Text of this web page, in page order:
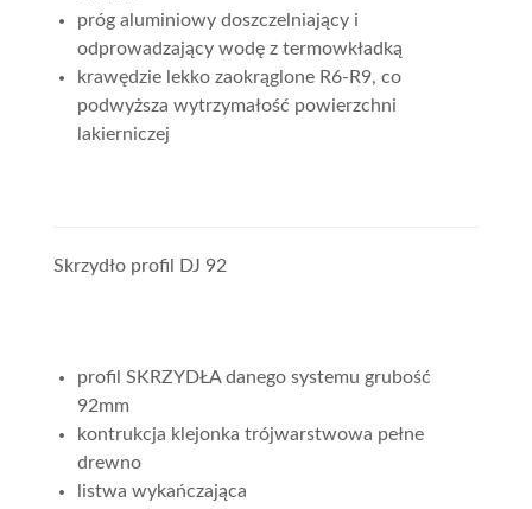
próg aluminiowy doszczelniający i
odprowadzający wodę z termowkładką
krawędzie lekko zaokrąglone R6-R9, co
podwyższa wytrzymałość powierzchni
lakierniczej
Skrzydło profil DJ 92
profil SKRZYDŁA danego systemu grubość
92mm
kontrukcja klejonka trójwarstwowa pełne
drewno
listwa wykańczająca